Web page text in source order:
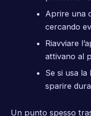
Aprire una
cercando
Riavviare
attivano al
Se si usa
sparire
Un punto spesso